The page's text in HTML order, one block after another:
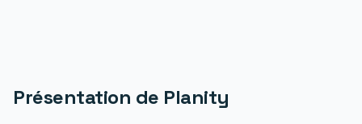
Présentation de Planity